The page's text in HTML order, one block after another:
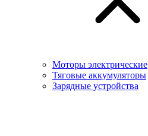
Моторы электрические
Тяговые аккумуляторы
Зарядные устройства